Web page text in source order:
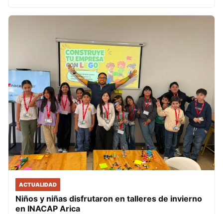
ACTUALIDAD
Niños y niñas disfrutaron en talleres de invierno
en INACAP Arica